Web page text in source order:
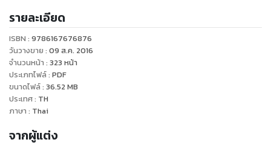
ประจำวันรอบด้าน
รายละเอียด
ISBN : 9786167676876
วันวางขาย : 09 ส.ค. 2016
จำนวนหน้า : 323 หน้า
ประเภทไฟล์: PDF
ขนาดไฟล์: 36.52 MB
ประเทศ: TH
ภาษา : Thai
จากผู้แต่ง